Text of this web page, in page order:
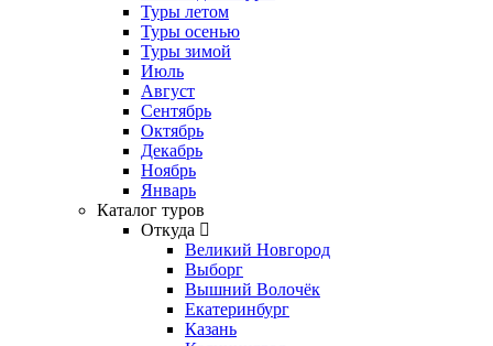
Туры летом
Туры осенью
Туры зимой
Июль
Август
Сентябрь
Октябрь
Декабрь
Ноябрь
Январь
Каталог туров
Откуда
Великий Новгород
Выборг
Вышний Волочёк
Екатеринбург
Казань